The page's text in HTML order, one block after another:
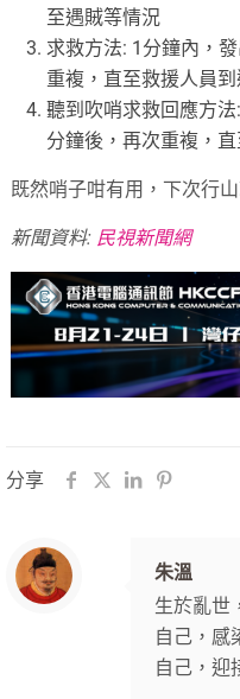
至遇賊等情況
求救方法: 1分鐘內，
重複，直至救援人員到
聽到吹哨求救回應方
分鐘後，再次重複，
既然哨子咁有用，下次行
新聞資料: 民視新聞網
分享
朱溫
生於亂世
自己，感
自己，迎